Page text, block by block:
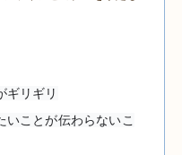
ギリギリ
いことが伝わらないこ